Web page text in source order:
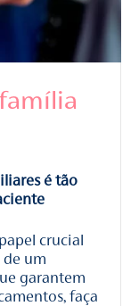
é tão
crucial
um
garantem
faça